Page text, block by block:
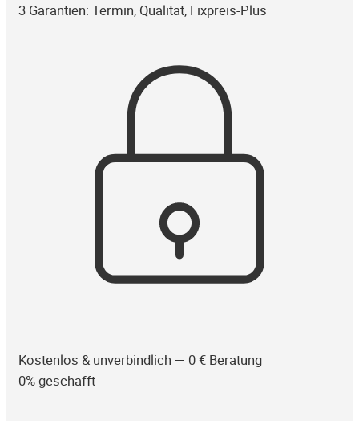
3 Garantien: Termin, Qualität, Fixpreis-Plus
Kostenlos & unverbindlich — 0 € Beratung
0% geschafft